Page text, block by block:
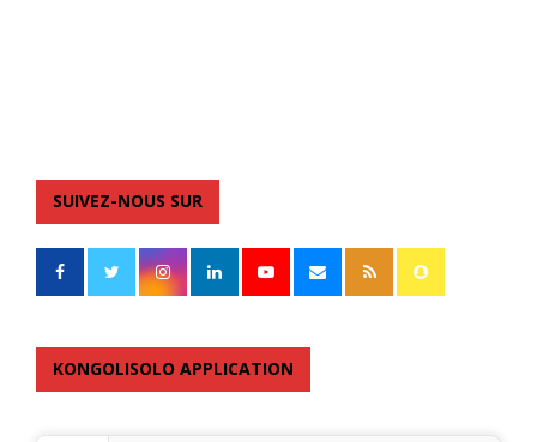
SUIVEZ-NOUS SUR
KONGOLISOLO APPLICATION